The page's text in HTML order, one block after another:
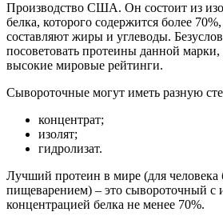
Производство США. Он состоит из
белка, которого содержится более
составляют жиры и углеводы.
посоветовать протеины данной
высокие мировые рейтинги.
Сывороточные могут иметь разную
концентрат;
изолят;
гидролизат.
Лучший протеин в мире (для человека
пищеварением) – это сывороточный с
концентрацией белка не менее 70%.